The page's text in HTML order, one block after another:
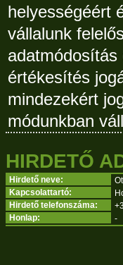
helyességéért
vállalunk
adatmódosítás
értékesítés
mindezekért
módunkban
HIRDETŐ
Hirdető neve:
Kapcsolattartó:
Hirdető telefonszáma:
Honlap:
-